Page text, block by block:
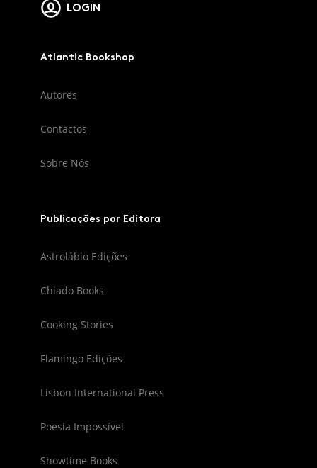
LOGIN
Atlantic Bookshop
Autores
Contactos
Sobre Nós
Publicações por Editora
Astrolábio Edições
Chiado Books
Cooking Stories
Flamingo Edições
Lisbon International Press
Poesia Impossível
Showtime Books